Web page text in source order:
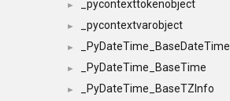
► _pycontexttokenobject
► _pycontextvarobject
► _PyDateTime_BaseDateTime
► _PyDateTime_BaseTime
► _PyDateTime_BaseTZInfo